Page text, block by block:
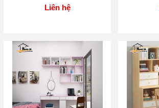
Liên hệ